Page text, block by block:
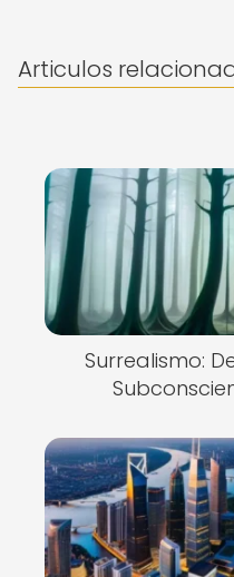
Articulos
Surrealismo: